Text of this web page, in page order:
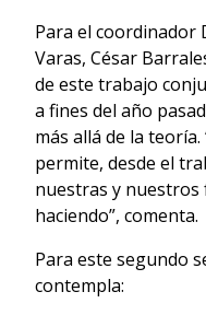
Para el coordinador
Varas, César
de este trabajo
a fines del año
más allá de la
permite, desde el
nuestras y
haciendo”, comenta.
Para este segundo
contempla: